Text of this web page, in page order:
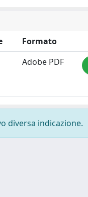
Formato
Adobe PDF
diversa indicazione.